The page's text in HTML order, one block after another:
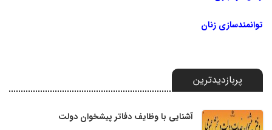
توانمندسازی زنان
پربازدیدترین
آشنایی با وظایف دفاتر پیشخوان دولت